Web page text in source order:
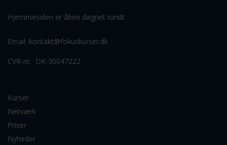
Hjemmesiden er åben døgnet rundt
Email: kontakt@fokuskurser.dk
CVR-nr. DK-30047222
Kurser
Netværk
Priser
Nyheder